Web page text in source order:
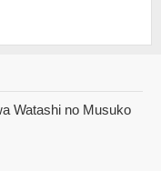
Watashi no Musuko